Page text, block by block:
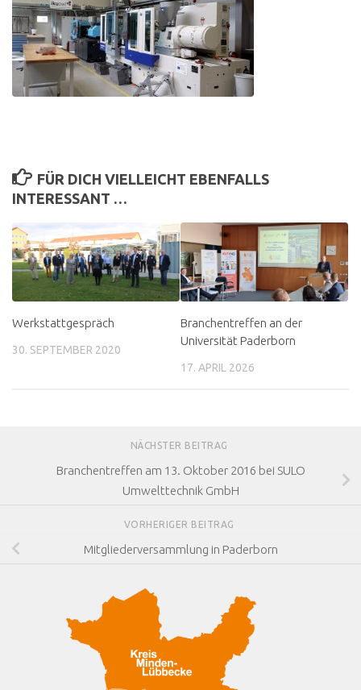
FÜR DICH VIELLEICHT EBENFALLS
INTERESSANT …
Werkstattgespräch
30. SEPTEMBER 2020
Branchentreffen an der
Universität Paderborn
17. APRIL 2026
NÄCHSTER BEITRAG
Branchentreffen am 13. Oktober 2016 bei SULO
Umwelttechnik GmbH
VORHERIGER BEITRAG
Mitgliederversammlung in Paderborn